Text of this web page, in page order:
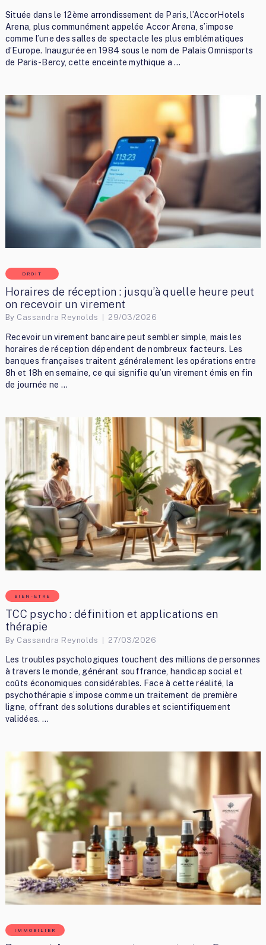
Située dans le 12ème arrondissement de Paris, l’AccorHotels
Arena, plus communément appelée Accor Arena, s’impose
comme l’une des salles de spectacle les plus emblématiques
d’Europe. Inaugurée en 1984 sous le nom de Palais Omnisports
de Paris-Bercy, cette enceinte mythique a …
DROIT
Horaires de réception : jusqu’à quelle heure peut
on recevoir un virement
By Cassandra Reynolds 29/03/2026
Recevoir un virement bancaire peut sembler simple, mais les
horaires de réception dépendent de nombreux facteurs. Les
banques françaises traitent généralement les opérations entre
8h et 18h en semaine, ce qui signifie qu’un virement émis en fin
de journée ne …
BIEN-ETRE
TCC psycho : définition et applications en
thérapie
By Cassandra Reynolds 27/03/2026
Les troubles psychologiques touchent des millions de personnes
à travers le monde, générant souffrance, handicap social et
coûts économiques considérables. Face à cette réalité, la
psychothérapie s’impose comme un traitement de première
ligne, offrant des solutions durables et scientifiquement
validées. …
IMMOBILIER